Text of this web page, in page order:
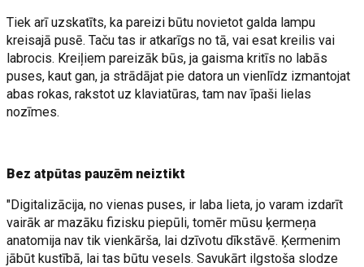
Tiek arī uzskatīts, ka pareizi būtu novietot galda lampu
kreisajā pusē. Taču tas ir atkarīgs no tā, vai esat kreilis vai
labrocis. Kreiļiem pareizāk būs, ja gaisma kritīs no labās
puses, kaut gan, ja strādājat pie datora un vienlīdz izmantojat
abas rokas, rakstot uz klaviatūras, tam nav īpaši lielas
nozīmes.
Bez atpūtas pauzēm neiztikt
"Digitalizācija, no vienas puses, ir laba lieta, jo varam izdarīt
vairāk ar mazāku fizisku piepūli, tomēr mūsu ķermeņa
anatomija nav tik vienkārša, lai dzīvotu dīkstāvē. Ķermenim
jābūt kustībā, lai tas būtu vesels. Savukārt ilgstoša slodze